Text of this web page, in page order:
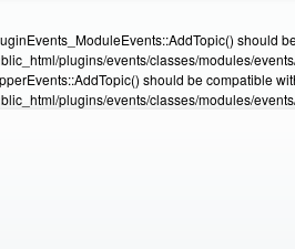
should
plugins/events/classes/modules/
should be compatible
plugins/events/classes/modules/